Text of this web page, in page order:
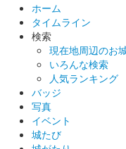
販売終了
沼田城 御城印
販売終了
ホーム
タイムライン
検索
現在地周辺のお
いろんな検索
人気ランキング
バッジ
写真
イベント
城たび